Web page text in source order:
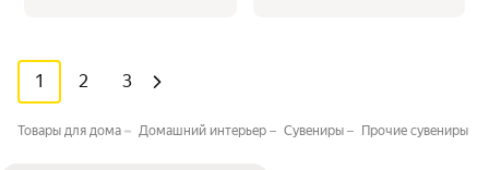
1 2 3
Товары для дома Домашний интерьер Сувениры Прочие сувениры